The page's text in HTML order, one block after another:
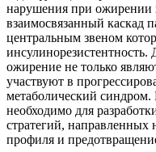
нарушения при ожирении
взаимосвязанный каскад
центральным звеном
ожирение не только
участвуют в
метаболический
необходимо для
стратегий, направленных
профиля и